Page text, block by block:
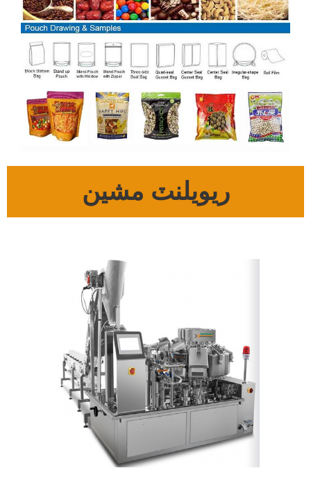
ريويلنٽ مشين